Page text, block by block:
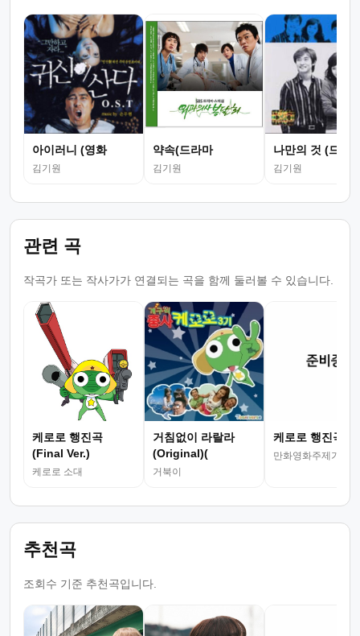
아이러니 (영화
김기원
약속(드라마
김기원
나만의 것 (드라
김기원
관련 곡
작곡가 또는 작사가가 연결되는 곡을 함께 둘러볼 수 있습니다.
케로로 행진곡
(Final Ver.)
케로로 소대
거침없이 라랄라
(Original)(
거북이
케로로 행진곡 (
만화영화주제가
추천곡
조회수 기준 추천곡입니다.